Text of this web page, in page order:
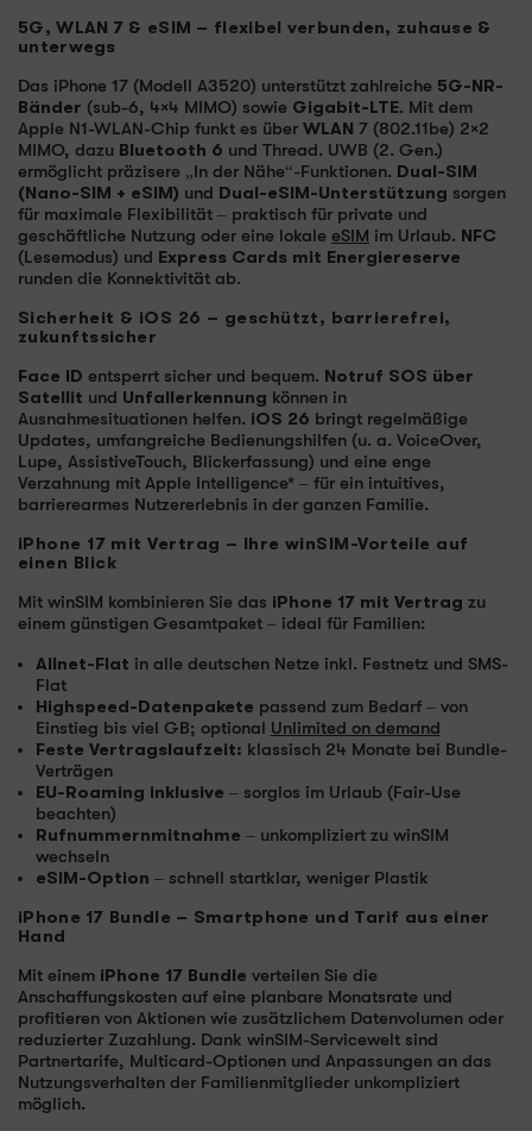
5G, WLAN 7 & eSIM – flexibel verbunden, zuhause &
unterwegs
Das iPhone 17 (Modell A3520) unterstützt zahlreiche 5G-NR-
Bänder (sub-6, 4×4 MIMO) sowie Gigabit-LTE. Mit dem
Apple N1-WLAN-Chip funkt es über WLAN 7 (802.11be) 2×2
MIMO, dazu Bluetooth 6 und Thread. UWB (2. Gen.)
ermöglicht präzisere „In der Nähe“-Funktionen. Dual-SIM
(Nano-SIM + eSIM) und Dual-eSIM-Unterstützung sorgen
für maximale Flexibilität – praktisch für private und
geschäftliche Nutzung oder eine lokale eSIM im Urlaub. NFC
(Lesemodus) und Express Cards mit Energiereserve
runden die Konnektivität ab.
Sicherheit & iOS 26 – geschützt, barrierefrei,
zukunftssicher
Face ID entsperrt sicher und bequem. Notruf SOS über
Satellit und Unfallerkennung können in
Ausnahmesituationen helfen. iOS 26 bringt regelmäßige
Updates, umfangreiche Bedienungshilfen (u. a. VoiceOver,
Lupe, AssistiveTouch, Blickerfassung) und eine enge
Verzahnung mit Apple Intelligence* – für ein intuitives,
barrierearmes Nutzererlebnis in der ganzen Familie.
iPhone 17 mit Vertrag – Ihre winSIM-Vorteile auf
einen Blick
Mit winSIM kombinieren Sie das iPhone 17 mit Vertrag zu
einem günstigen Gesamtpaket – ideal für Familien:
Allnet-Flat in alle deutschen Netze inkl. Festnetz und SMS-
Flat
Highspeed-Datenpakete passend zum Bedarf – von
Einstieg bis viel GB; optional Unlimited on demand
Feste Vertragslaufzeit: klassisch 24 Monate bei Bundle-
Verträgen
EU-Roaming inklusive – sorglos im Urlaub (Fair-Use
beachten)
Rufnummernmitnahme – unkompliziert zu winSIM
wechseln
eSIM-Option – schnell startklar, weniger Plastik
iPhone 17 Bundle – Smartphone und Tarif aus einer
Hand
Mit einem iPhone 17 Bundle verteilen Sie die
Anschaffungskosten auf eine planbare Monatsrate und
profitieren von Aktionen wie zusätzlichem Datenvolumen oder
reduzierter Zuzahlung. Dank winSIM-Servicewelt sind
Partnertarife, Multicard-Optionen und Anpassungen an das
Nutzungsverhalten der Familienmitglieder unkompliziert
möglich.